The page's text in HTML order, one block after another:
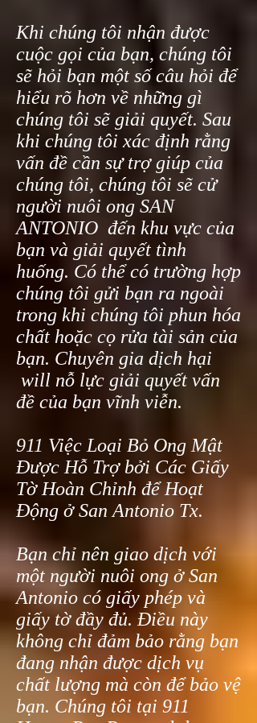
Khi chúng tôi nhận được
cuộc gọi của bạn, chúng tôi
sẽ hỏi bạn một số câu hỏi để
hiểu rõ hơn về những gì
chúng tôi sẽ giải quyết. Sau
khi chúng tôi xác định rằng
vấn đề cần sự trợ giúp của
chúng tôi, chúng tôi sẽ cử
người nuôi ong SAN
ANTONIO đến khu vực của
bạn và giải quyết tình
huống. Có thể có trường hợp
chúng tôi gửi bạn ra ngoài
trong khi chúng tôi phun hóa
chất hoặc cọ rửa tài sản của
bạn. Chuyên gia dịch hại
will nỗ lực giải quyết vấn
đề của bạn vĩnh viễn.
911 Việc Loại Bỏ Ong Mật
Được Hỗ Trợ bởi Các Giấy
Tờ Hoàn Chỉnh để Hoạt
Động ở San Antonio Tx.
Bạn chỉ nên giao dịch với
một người nuôi ong ở San
Antonio có giấy phép và
giấy tờ đầy đủ. Điều này
không chỉ đảm bảo rằng bạn
đang nhận được dịch vụ
chất lượng mà còn để bảo vệ
bạn. Chúng tôi tại 911